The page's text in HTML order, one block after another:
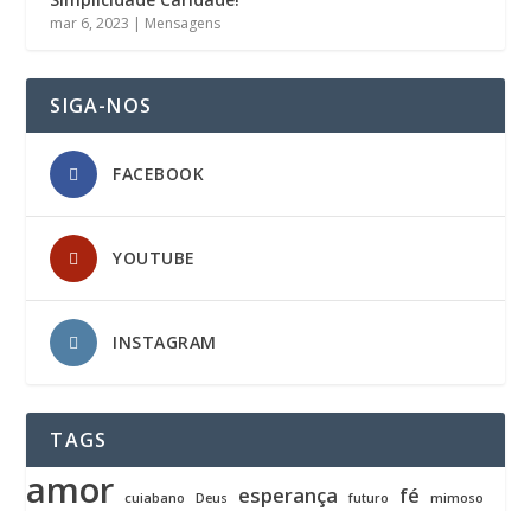
mar 6, 2023 Mensagens
SIGA-NOS
FACEBOOK
YOUTUBE
INSTAGRAM
TAGS
amor cuiabano Deus esperança futuro fé mimoso